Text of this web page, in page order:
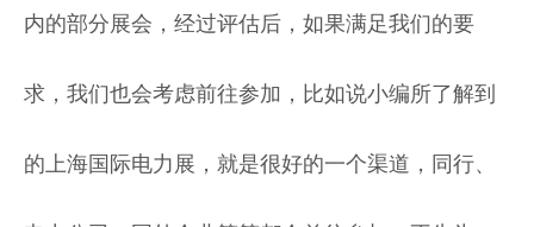
内的部分展会，经过评估后，如果满足我们的要
求，我们也会考虑前往参加，比如说小编所了解到
的上海国际电力展，就是很好的一个渠道，同行、